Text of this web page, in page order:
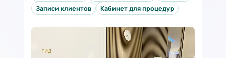
Записи клиентов
Кабинет для процедур